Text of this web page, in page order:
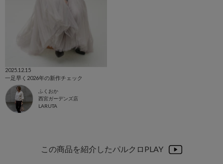
2025.12.15
一足早く2026年の新作チェック
ふくおか
西宮ガーデンズ店
LARUTA
この商品を紹介したパルクロPLAY